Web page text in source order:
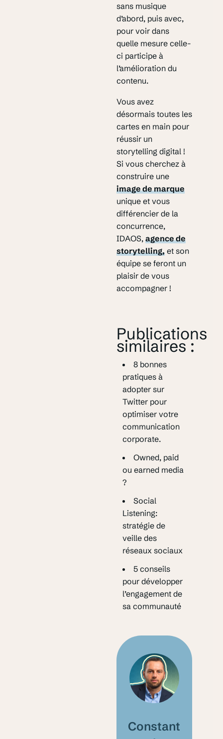
sans musique
d’abord, puis avec,
pour voir dans
quelle mesure celle-
ci participe à
l’amélioration du
contenu.
Vous avez
désormais toutes les
cartes en main pour
réussir un
storytelling digital !
Si vous cherchez à
construire une
image de marque
unique et vous
différencier de la
concurrence,
IDAOS, agence de
storytelling,et son
équipe se feront un
plaisir de vous
accompagner !
Publications
similaires :
8 bonnes
pratiques à
adopter sur
Twitter pour
optimiser votre
communication
corporate.
Owned, paid
ou earned media
?
Social
Listening:
stratégie de
veille des
réseaux sociaux
5 conseils
pour développer
l’engagement de
sa communauté
Constant